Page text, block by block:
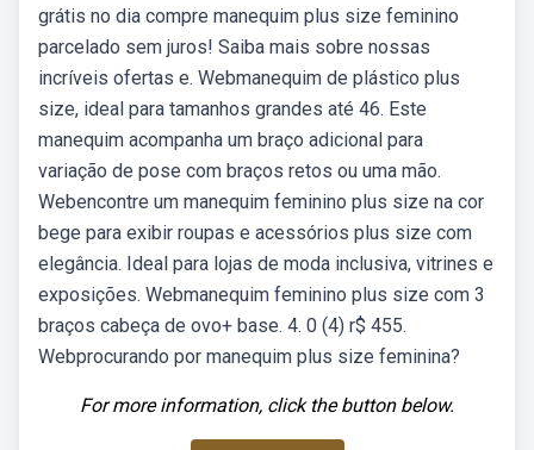
grátis no dia compre manequim plus size feminino
parcelado sem juros! Saiba mais sobre nossas
incríveis ofertas e. Webmanequim de plástico plus
size, ideal para tamanhos grandes até 46. Este
manequim acompanha um braço adicional para
variação de pose com braços retos ou uma mão.
Webencontre um manequim feminino plus size na cor
bege para exibir roupas e acessórios plus size com
elegância. Ideal para lojas de moda inclusiva, vitrines e
exposições. Webmanequim feminino plus size com 3
braços cabeça de ovo+ base. 4. 0 (4) r$ 455.
Webprocurando por manequim plus size feminina?
For more information, click the button below.